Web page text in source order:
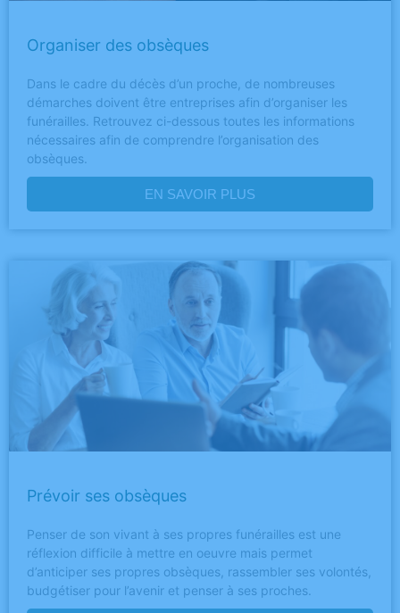
Organiser des obsèques
Dans le cadre du décès d’un proche, de nombreuses
démarches doivent être entreprises afin d’organiser les
funérailles. Retrouvez ci-dessous toutes les informations
nécessaires afin de comprendre l’organisation des
obsèques.
EN SAVOIR PLUS
Prévoir ses obsèques
Penser de son vivant à ses propres funérailles est une
réflexion difficile à mettre en oeuvre mais permet
d’anticiper ses propres obsèques, rassembler ses volontés,
budgétiser pour l’avenir et penser à ses proches.